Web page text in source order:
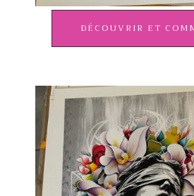
DÉCOUVRIR ET